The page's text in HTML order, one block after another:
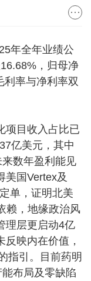
年全年业绩公
，归母净
利率与净利率双
目收入占比已
亿美元，其中
数年盈利能见
美国Vertex及
单，证明北美
赖，地缘政治风
理层更启动4亿
映内在价值，
指引。目前药明
布局及零缺陷